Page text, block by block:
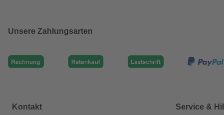
Unsere Zahlungsarten
Kontakt Service &